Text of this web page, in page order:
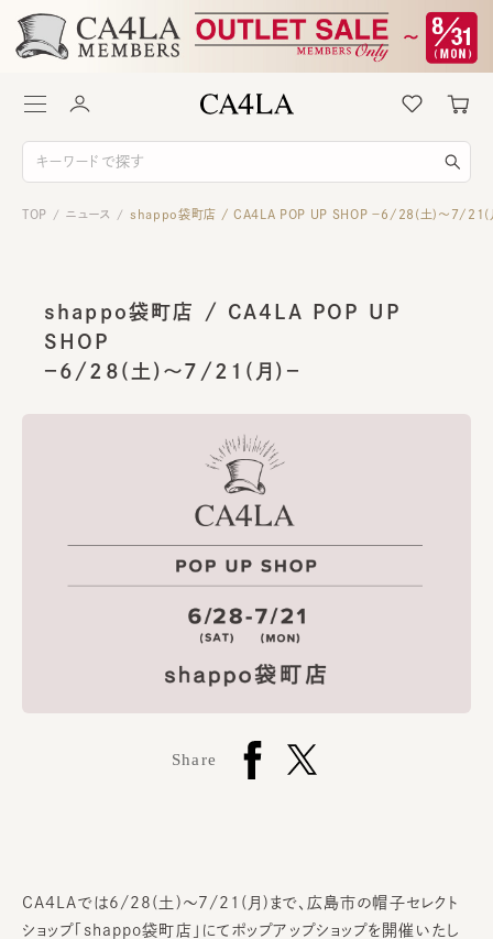
TOP / ニュース / shappo袋町店 / CA4LA POP UP SHOP －6/28(土)～7/21(
shappo袋町店 / CA4LA POP UP
SHOP
－6/28(土)～7/21(月)－
Share
CA4LAでは6/28(土)～7/21(月)まで、広島市の帽子セレクト
ショップ「shappo袋町店」にてポップアップショップを開催いたし